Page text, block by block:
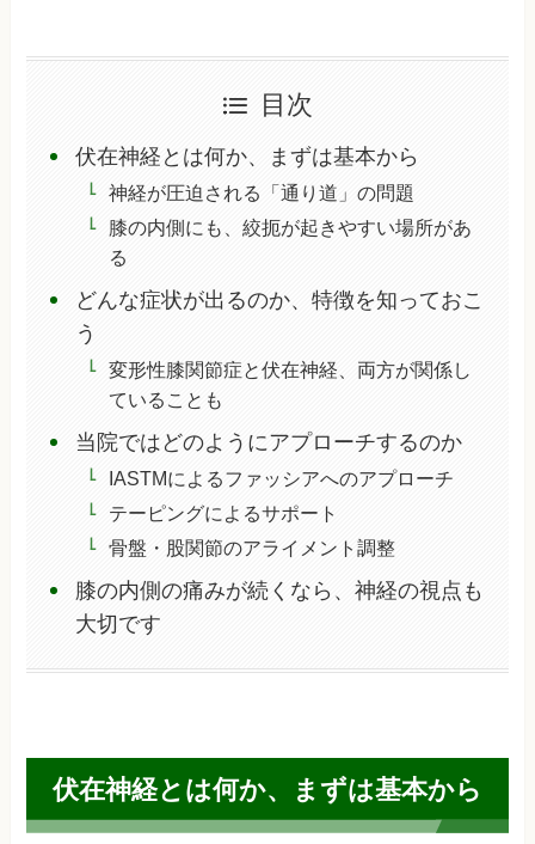
目次
伏在神経とは何か、まずは基本から
神経が圧迫される「通り道」の問題
膝の内側にも、絞扼が起きやすい場所があ
る
どんな症状が出るのか、特徴を知っておこ
う
変形性膝関節症と伏在神経、両方が関係し
ていることも
当院ではどのようにアプローチするのか
IASTMによるファッシアへのアプローチ
テーピングによるサポート
骨盤・股関節のアライメント調整
膝の内側の痛みが続くなら、神経の視点も
大切です
伏在神経とは何か、まずは基本から